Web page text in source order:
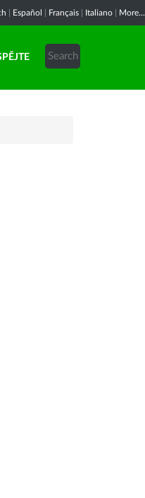
Español Français Italiano More...